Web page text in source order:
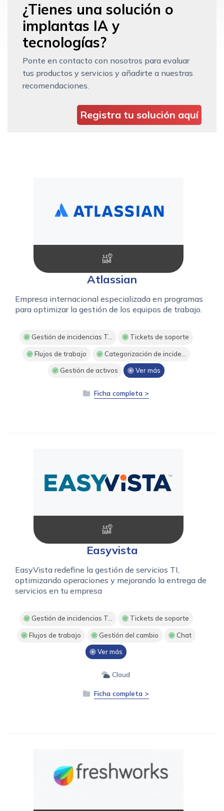
¿Tienes una solución o
implantas IA y
tecnologías?
Ponte en contacto con nosotros para evaluar
tus productos y servicios y añadirte a nuestras
recomendaciones.
Registra tu solución aquí
Atlassian
Empresa internacional especializada en programas
para optimizar la gestión de los equipos de trabajo.
Gestión de incidencias T... Tickets de soporte
Flujos de trabajo Categorización de incide...
Gestión de activos Ver más
Ficha completa >
Easyvista
EasyVista redefine la gestión de servicios TI,
optimizando operaciones y mejorando la entrega de
servicios en tu empresa
Gestión de incidencias T... Tickets de soporte
Flujos de trabajo Gestión del cambio Chat
Ver más
Cloud
Ficha completa >